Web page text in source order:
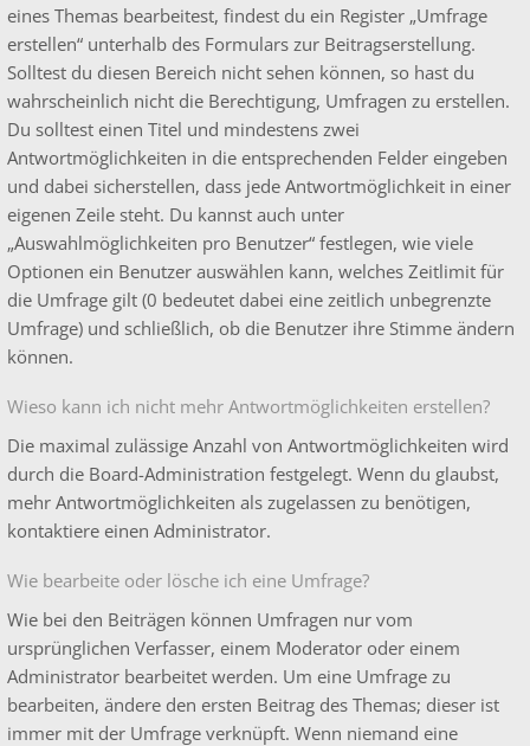
eines Themas bearbeitest, findest du ein Register „Umfrage
erstellen“ unterhalb des Formulars zur Beitragserstellung.
Solltest du diesen Bereich nicht sehen können, so hast du
wahrscheinlich nicht die Berechtigung, Umfragen zu erstellen.
Du solltest einen Titel und mindestens zwei
Antwortmöglichkeiten in die entsprechenden Felder eingeben
und dabei sicherstellen, dass jede Antwortmöglichkeit in einer
eigenen Zeile steht. Du kannst auch unter
„Auswahlmöglichkeiten pro Benutzer“ festlegen, wie viele
Optionen ein Benutzer auswählen kann, welches Zeitlimit für
die Umfrage gilt (0 bedeutet dabei eine zeitlich unbegrenzte
Umfrage) und schließlich, ob die Benutzer ihre Stimme ändern
können.
Wieso kann ich nicht mehr Antwortmöglichkeiten erstellen?
Die maximal zulässige Anzahl von Antwortmöglichkeiten wird
durch die Board-Administration festgelegt. Wenn du glaubst,
mehr Antwortmöglichkeiten als zugelassen zu benötigen,
kontaktiere einen Administrator.
Wie bearbeite oder lösche ich eine Umfrage?
Wie bei den Beiträgen können Umfragen nur vom
ursprünglichen Verfasser, einem Moderator oder einem
Administrator bearbeitet werden. Um eine Umfrage zu
bearbeiten, ändere den ersten Beitrag des Themas; dieser ist
immer mit der Umfrage verknüpft. Wenn niemand eine